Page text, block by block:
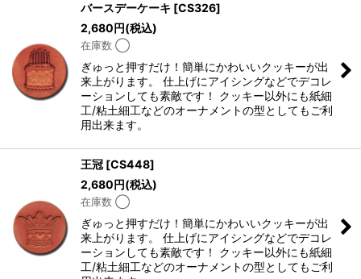
バースデーケーキ [CS326]
2,680円(税込)
在庫数 ◯
ぎゅっと押すだけ！簡単にかわいいクッキーが出
来上がります。 仕上げにアイシングなどでデコレ
ーションしても素敵です！ クッキー以外にも紙細
工/粘土細工などのオーナメントの型としてもご利
用出来ます。
王冠 [CS448]
2,680円(税込)
在庫数 ◯
ぎゅっと押すだけ！簡単にかわいいクッキーが出
来上がります。 仕上げにアイシングなどでデコレ
ーションしても素敵です！ クッキー以外にも紙細
工/粘土細工などのオーナメントの型としてもご利